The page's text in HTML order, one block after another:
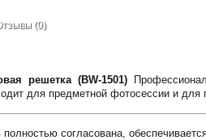
(0)
решетка (BW-1501)
для предметной фотосессии и для
согласована,